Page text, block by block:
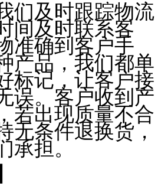
们及时跟踪物流
间及时联系客
准确到客户手
产品，我们都单
标记，让客户接
误。客户收到产
若出现质量不合
无条件退换货，
承担。